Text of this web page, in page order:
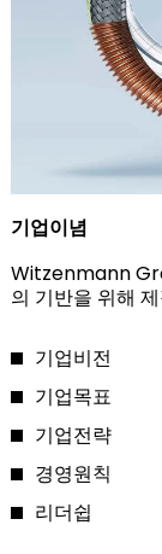
기업이념
Witzenmann
의 기반을 위해
기업비전
기업목표
기업전략
경영원칙
리더쉽